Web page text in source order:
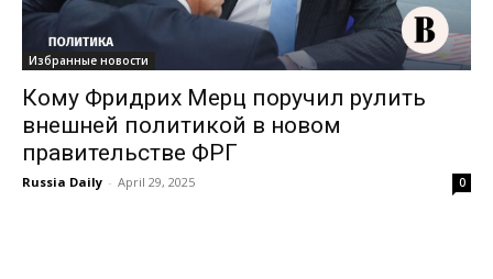
Избранные новости
Кому Фридрих Мерц поручил рулить
внешней политикой в новом
правительстве ФРГ
Russia Daily - April 29, 2025 0